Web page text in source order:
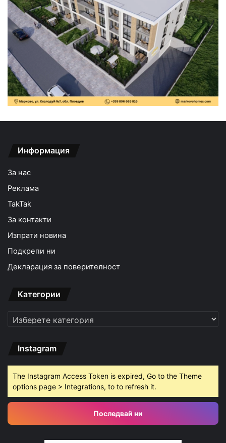
Информация
За нас
Реклама
TakTak
За контакти
Изпрати новина
Подкрепи ни
Декларация за поверителност
Категории
Категории
Instagram
The Instagram Access Token is expired, Go to the Theme
options page > Integrations, to to refresh it.
Последвай ни